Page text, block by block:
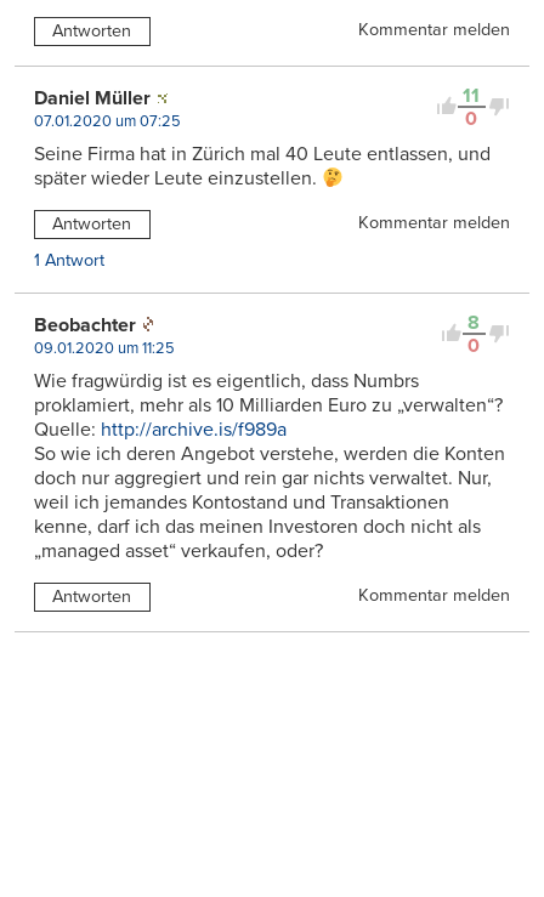
Antworten Kommentar melden
11
0
Daniel Müller
07.01.2020 um 07:25
Seine Firma hat in Zürich mal 40 Leute entlassen, und
später wieder Leute einzustellen.
Antworten
Kommentar melden
1 Antwort
8
0
Beobachter
09.01.2020 um 11:25
Wie fragwürdig ist es eigentlich, dass Numbrs
proklamiert, mehr als 10 Milliarden Euro zu „verwalten“?
Quelle: http://archive.is/f989a
So wie ich deren Angebot verstehe, werden die Konten
doch nur aggregiert und rein gar nichts verwaltet. Nur,
weil ich jemandes Kontostand und Transaktionen
kenne, darf ich das meinen Investoren doch nicht als
„managed asset“ verkaufen, oder?
Antworten Kommentar melden